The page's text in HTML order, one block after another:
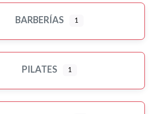
BARBERÍAS 1
PILATES 1